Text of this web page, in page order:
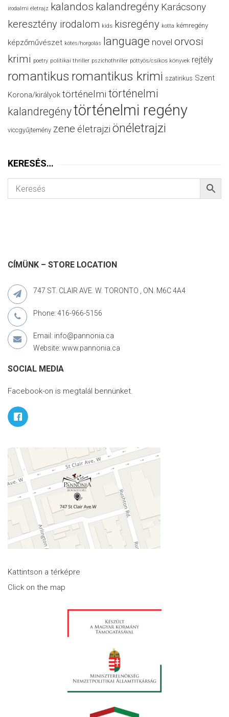
irodalmi életrajz kalandos kalandregény Karácsony
keresztény irodalom kids kisregény kotta kémregény
képzőművészet kötés/horgolás language novel orvosi
krimi poetry politikai thriller pszichothriller pöttyös/csíkos könyvek rejtély
romantikus romantikus krimi szatirikus Szent
Korona/királyok történelmi történelmi
kalandregénytörténelmi regény
viccgyűjtemény zene életrajzi önéletrajzi
KERESÉS…
CÍMÜNK – STORE LOCATION
747 ST. CLAIR AVE. W. TORONTO , ON. M6C 4A4
Phone: 416-966-5156
Email: info@pannonia.ca
Website: www.pannonia.ca
SOCIAL MEDIA
Facebook-on is megtalál bennünket.
Kattintson a térképre
Click on the map